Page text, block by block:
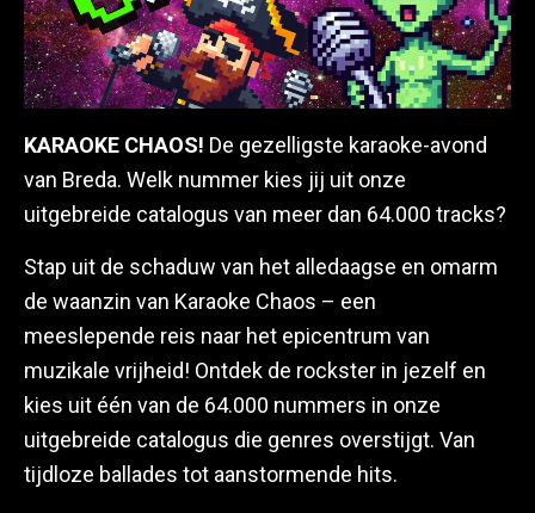
KARAOKE CHAOS! De gezelligste karaoke-avond
van Breda. Welk nummer kies jij uit onze
uitgebreide catalogus van meer dan 64.000 tracks?
Stap uit de schaduw van het alledaagse en omarm
de waanzin van Karaoke Chaos – een
meeslepende reis naar het epicentrum van
muzikale vrijheid! Ontdek de rockster in jezelf en
kies uit één van de 64.000 nummers in onze
uitgebreide catalogus die genres overstijgt. Van
tijdloze ballades tot aanstormende hits.